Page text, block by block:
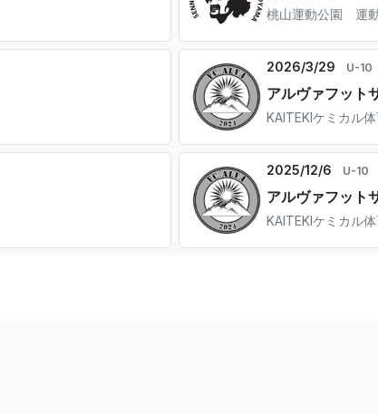
桃山運動公園 運
2026/3/29 U-10
アルヴァフット
KAITEKIケミカル
2025/12/6 U-10
アルヴァフット
KAITEKIケミカル